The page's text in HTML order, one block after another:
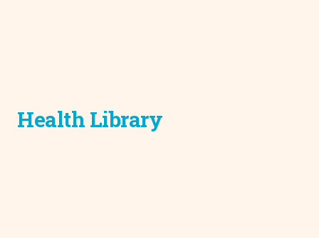
Health Library